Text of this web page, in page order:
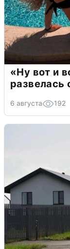
«Ну вот и
6 августа 192